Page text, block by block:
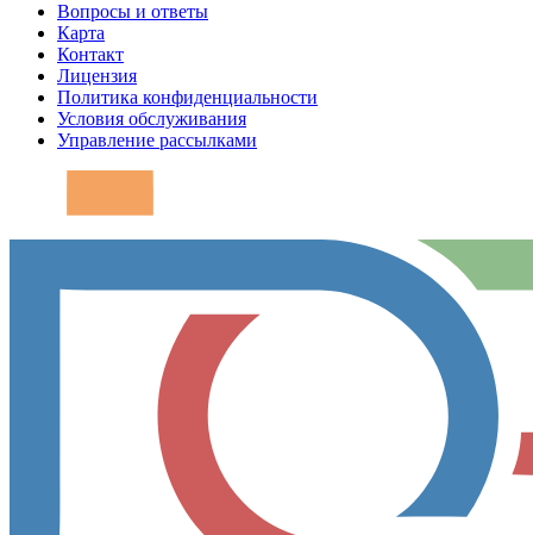
Вопросы и ответы
Карта
Контакт
Лицензия
Политика конфиденциальности
Условия обслуживания
Управление рассылками